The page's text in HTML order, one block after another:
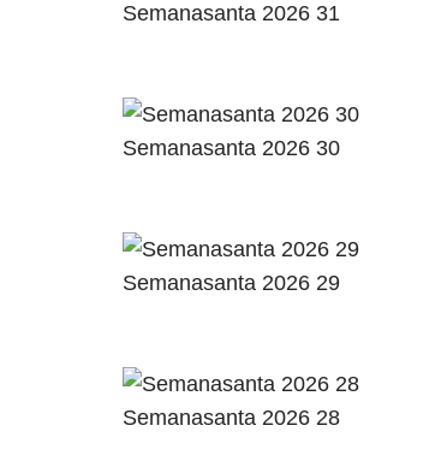
Semanasanta 2026 31
Semanasanta 2026 30
Semanasanta 2026 29
Semanasanta 2026 28